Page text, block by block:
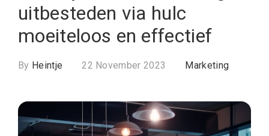
uitbesteden via hulc
moeiteloos en effectief
By Heintje 22 November 2023 Marketing